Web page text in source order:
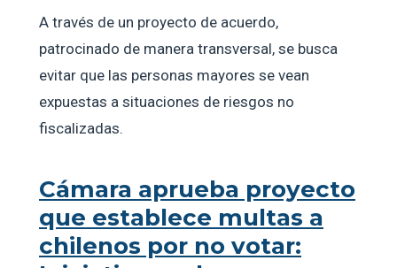
A través de un proyecto de acuerdo,
patrocinado de manera transversal, se busca
evitar que las personas mayores se vean
expuestas a situaciones de riesgos no
fiscalizadas.
Cámara aprueba proyecto
que establece multas a
chilenos por no votar: